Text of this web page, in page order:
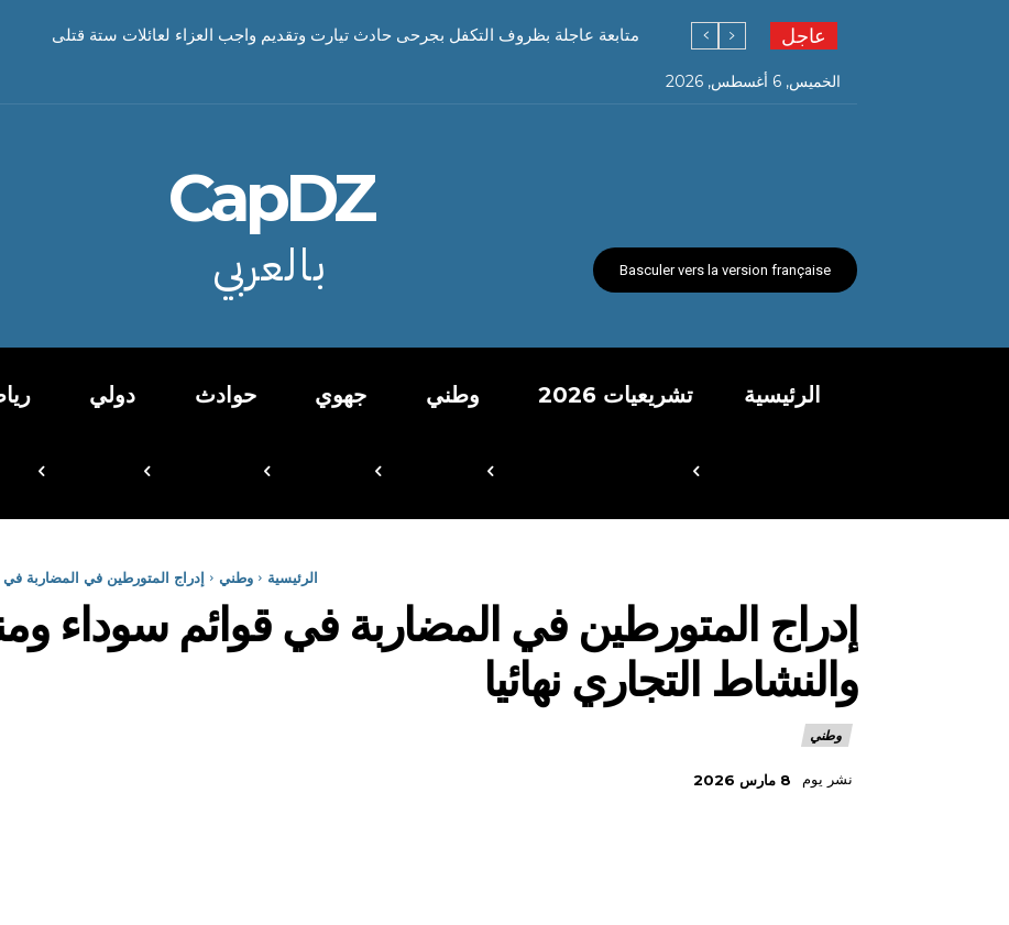
عاجل متابعة عاجلة بظروف التكفل بجرحى حادث تيارت وتقديم واجب العزاء لعائلات ستة قتلى
الخميس, 6 أغسطس, 2026
Basculer vers la version française
CapDZ
بالعربي
الرئيسية تشريعيات 2026 وطني جهوي حوادث دولي
الرئيسية وطني إدراج المتورطين في المضاربة
إدراج المتورطين في المضاربة في قوائم سوداء
والنشاط التجاري نهائيا
وطني
نشر يوم 8 مارس 2026